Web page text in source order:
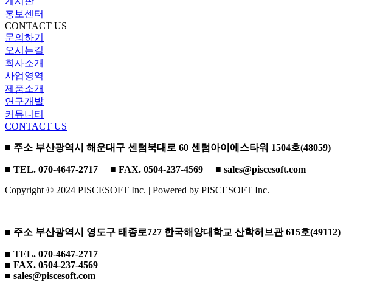
홍보센터
CONTACT US
문의하기
오시는길
회사소개
사업영역
제품소개
연구개발
커뮤니티
CONTACT US
■ 주소 부산광역시 해운대구 센텀북대로 60 센텀아이에스타워 1504호(48059)
■ TEL. 070-4647-2717 ■ FAX. 0504-237-4569 ■ sales@piscesoft.com
Copyright © 2024 PISCESOFT Inc. | Powered by PISCESOFT Inc.
■ 주소 부산광역시 영도구 태종로727 한국해양대학교 산학허브관 615호(49112)
■ TEL. 070-4647-2717
■ FAX. 0504-237-4569
■ sales@piscesoft.com